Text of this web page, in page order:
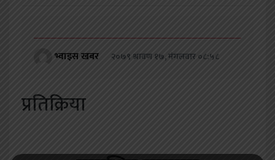
भ्वाइस खबर २०७९ श्रावण १७, मंगलवार ०८:५८
प्रतिक्रिया